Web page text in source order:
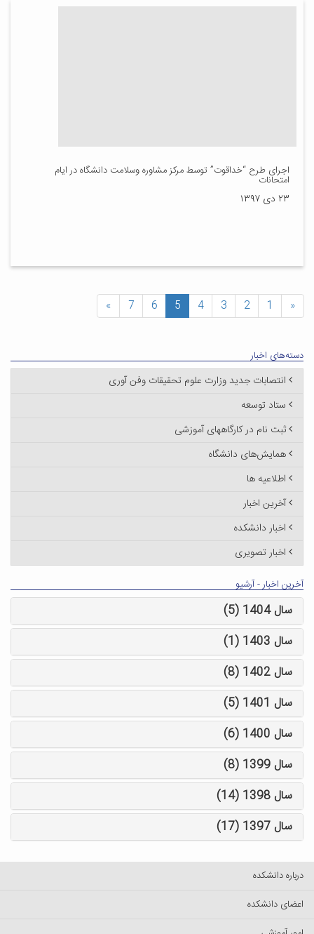
اجرای طرح “خداقوت” توسط مرکز مشاوره وسلامت دانشگاه در ایام
امتحانات
۲۳ دی ۱۳۹۷
«
1
2
3
4
5
6
7
»
دسته‌های اخبار
انتصابات جدید وزارت علوم تحقیقات وفن آوری
ستاد توسعه
ثبت نام در کارگاههای آموزشی
همایش‌های دانشگاه
اطلاعیه ها
آخرین اخبار
اخبار دانشکده
اخبار تصویری
آخرین اخبار - آرشیو
سال 1404 (5)
سال 1403 (1)
سال 1402 (8)
سال 1401 (5)
سال 1400 (6)
سال 1399 (8)
سال 1398 (14)
سال 1397 (17)
درباره دانشکده
اعضای دانشکده